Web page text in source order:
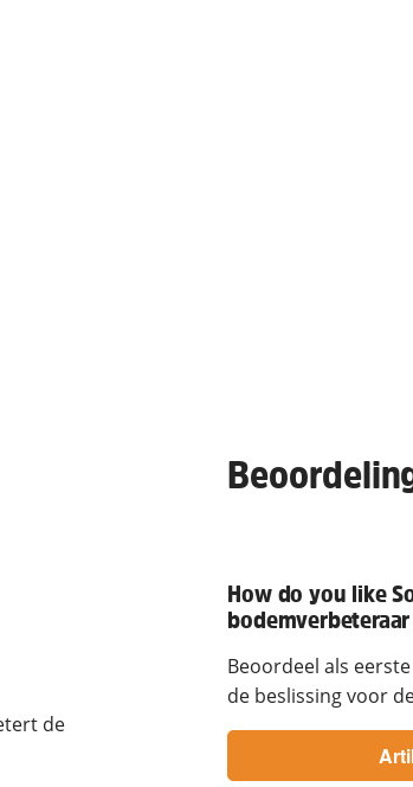
de
How do you like
Beoordeel als
de beslissing voor